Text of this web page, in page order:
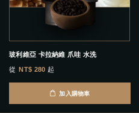
玻利維亞 卡拉納維 爪哇 水洗
從 NT$ 280 起
加入購物車